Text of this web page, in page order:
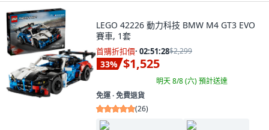
LEGO 42226 動力科技 BMW M4 GT3 EVO
賽車, 1套
首購折扣價· 02:51:27$2,299
33% $1,525
明天 8/8 (六)預計送達
免運 ∙ 免費退貨
(26)